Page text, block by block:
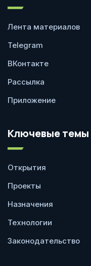
Лента материалов
Telegram
ВКонтакте
Рассылка
Приложение
Ключевые темы
Открытия
Проекты
Назначения
Технологии
Законодательство